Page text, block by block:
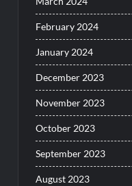
February 2024
January 2024
December 2023
November 2023
October 2023
September 2023
August 2023